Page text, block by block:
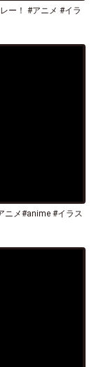
ー！ #アニメ #イラ
ニメ#anime #イラス